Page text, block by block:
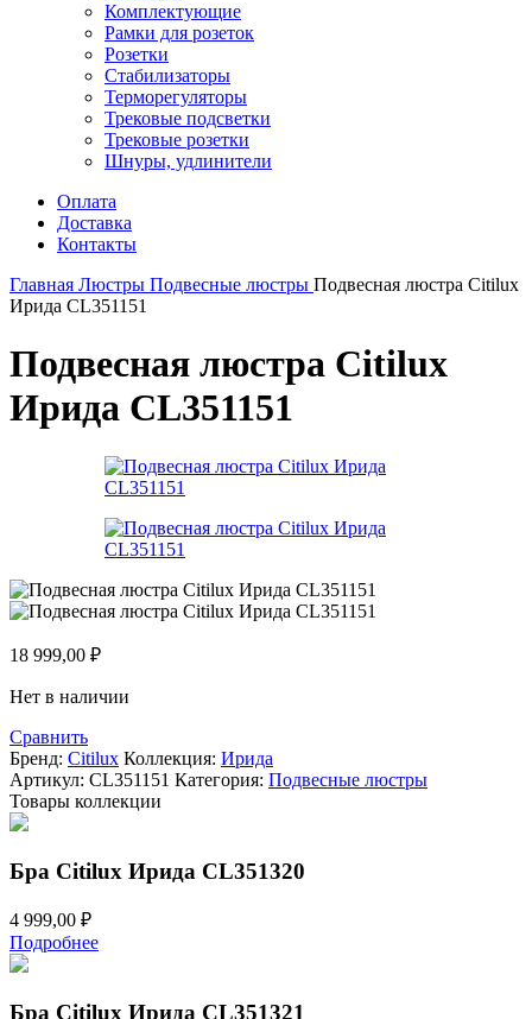
Комплектующие
Рамки для розеток
Розетки
Стабилизаторы
Терморегуляторы
Трековые подсветки
Трековые розетки
Шнуры, удлинители
Оплата
Доставка
Контакты
Главная Люстры Подвесные люстры Подвесная люстра Citilux
Ирида CL351151
Подвесная люстра Citilux
Ирида CL351151
18 999,00 ₽
Нет в наличии
Сравнить
Бренд: Citilux Коллекция: Ирида
Артикул: CL351151 Категория: Подвесные люстры
Товары коллекции
Бра Citilux Ирида CL351320
4 999,00 ₽
Подробнее
Бра Citilux Ирида CL351321